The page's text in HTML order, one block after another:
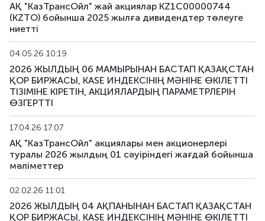
АҚ "КазТрансОйл" жай акциялар KZ1C00000744
(KZTO) бойынша 2025 жылға дивидендтер төлеуге
ниетті
04.05.26 10:19
2026 ЖЫЛДЫҢ 06 МАМЫРЫНАН БАСТАП ҚАЗАҚСТАН
ҚОР БИРЖАСЫ, KASE ИНДЕКСІНІҢ МӘНІНЕ ӨКІЛЕТТІ
ТІЗІМІНЕ КІРЕТІН, АКЦИЯЛАРДЫҢ ПАРАМЕТРЛЕРІН
ӨЗГЕРТТІ
17.04.26 17:07
АҚ "КазТрансОйл" акциялары мен акционерлері
туралы 2026 жылдың 01 сәуіріндегі жағдай бойынша
мәліметтер
02.02.26 11:01
2026 ЖЫЛДЫҢ 04 АҚПАНЫНАН БАСТАП ҚАЗАҚСТАН
ҚОР БИРЖАСЫ, KASE ИНДЕКСІНІҢ МӘНІНЕ ӨКІЛЕТТІ